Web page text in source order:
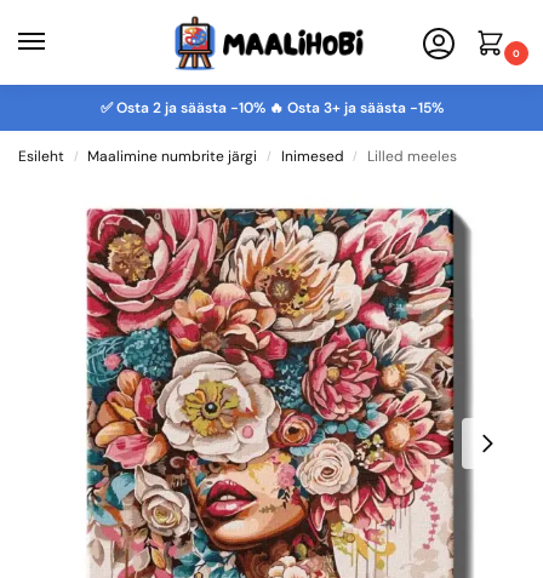
0
✅ Osta 2 ja säästa -10% 🔥 Osta 3+ ja säästa -15%
Esileht / Maalimine numbrite järgi / Inimesed / Lilled meeles